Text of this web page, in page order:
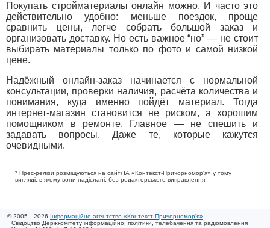
Покупать стройматериалы онлайн можно. И часто это
действительно удобно: меньше поездок, проще
сравнить цены, легче собрать большой заказ и
организовать доставку. Но есть важное “но” — не стоит
выбирать материалы только по фото и самой низкой
цене.
Надёжный онлайн-заказ начинается с нормальной
консультации, проверки наличия, расчёта количества и
понимания, куда именно пойдёт материал. Тогда
интернет-магазин становится не риском, а хорошим
помощником в ремонте. Главное — не спешить и
задавать вопросы. Даже те, которые кажутся
очевидными.
* Прес-релізи розміщуються на сайті ІА «Контекст-Причорномор'я» у тому
вигляді, в якому вони надіслані, без редакторського виправлення.
© 2005—2026 Інформаційне агентство «Контекст-Причорномор'я»
Свідоцтво Держкомітету інформаційної політики, телебачення та радіомовлення